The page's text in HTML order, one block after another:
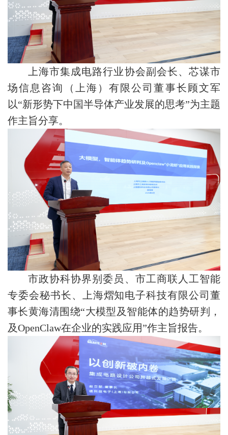
上海市集成电路行业协会副会长、芯谋市
场信息咨询（上海）有限公司董事长顾文军
以“新形势下中国半导体产业发展的思考”为主题
作主旨分享。
市政协科协界别委员、市工商联人工智能
专委会秘书长、上海熠知电子科技有限公司董
事长黄海清围绕“大模型及智能体的趋势研判，
及OpenClaw在企业的实践应用”作主旨报告。